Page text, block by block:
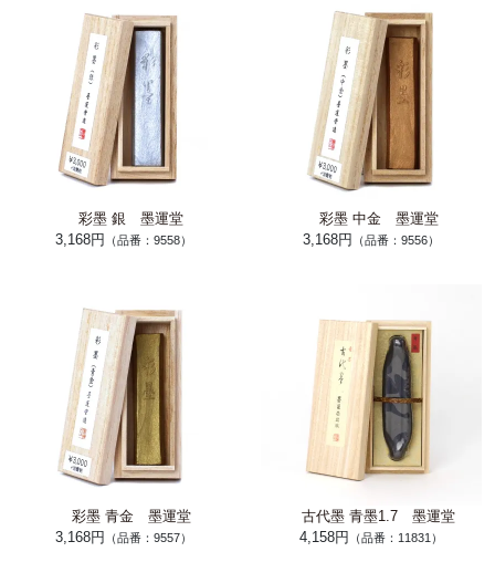
彩墨 銀 墨運堂
3,168円
（品番：9558）
彩墨 中金 墨運堂
3,168円
（品番：9556）
彩墨 青金 墨運堂
3,168円
（品番：9557）
古代墨 青墨1.7 墨運堂
4,158円
（品番：11831）